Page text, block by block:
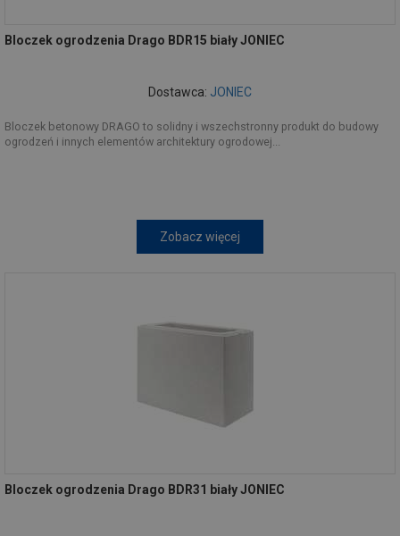
Bloczek ogrodzenia Drago BDR15 biały JONIEC
Dostawca: JONIEC
Bloczek betonowy DRAGO to solidny i wszechstronny produkt do budowy
ogrodzeń i innych elementów architektury ogrodowej...
Zobacz więcej
Bloczek ogrodzenia Drago BDR31 biały JONIEC